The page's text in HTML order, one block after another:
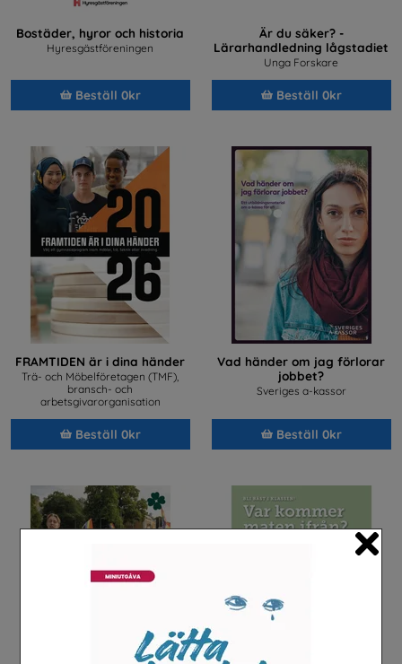
Bostäder, hyror och historia
Hyresgästföreningen
Beställ 0kr
Är du säker? -
Lärarhandledning lågstadiet
Unga Forskare
Beställ 0kr
FRAMTIDEN är i dina händer
Trä- och Möbelföretagen (TMF),
bransch- och
arbetsgivarorganisation
Beställ 0kr
Vad händer om jag förlorar
jobbet?
Sveriges a-kassor
Beställ 0kr